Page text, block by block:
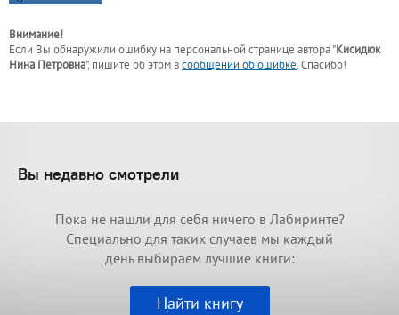
Внимание!
Если Вы обнаружили ошибку на персональной странице автора "Кисидюк
Нина Петровна", пишите об этом всообщении об ошибке. Спасибо!
Вы недавно смотрели
Пока не нашли для себя ничего в Лабиринте?
Специально для таких случаев мы каждый
день выбираем лучшие книги:
Найти книгу